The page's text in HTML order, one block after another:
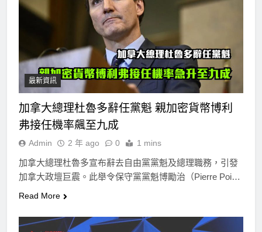
最新資訊
加拿大總理杜魯多辭任黨魁 親加密貨幣博利
弗接任機率飆至九成
Admin 2 年 ago 0 1 mins
加拿大總理杜魯多宣布辭去自由黨黨魁及總理職務，引發
加拿大政壇巨震。此舉令保守黨黨魁博勵治（Pierre Poi…
Read More